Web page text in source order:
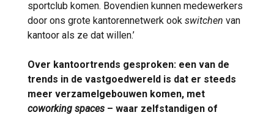
sportclub komen. Bovendien kunnen medewerkers
door ons grote kantorennetwerk ook switchen van
kantoor als ze dat willen.’
Over kantoortrends gesproken: een van de
trends in de vastgoedwereld is dat er steeds
meer verzamelgebouwen komen, met
coworking spaces – waar zelfstandigen of